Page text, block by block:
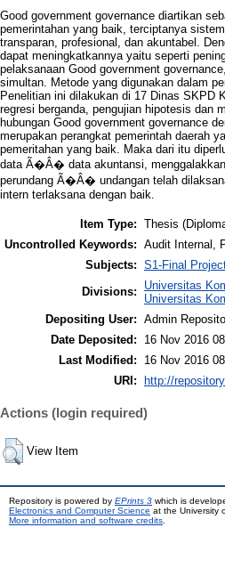
Good government governance diartikan
pemerintahan yang baik, terciptanya
transparan, profesional, dan akuntabel.
dapat meningkatkannya yaitu seperti
pelaksanaan Good government
simultan. Metode yang digunakan dalam
Penelitian ini dilakukan di 17 Dinas SKPD
regresi berganda, pengujian hipotesis dan
hubungan Good government governance
merupakan perangkat pemerintah daerah
pemeritahan yang baik. Maka dari itu
data Ã�Â� data akuntansi,
perundang Ã�Â� undangan telah
intern terlaksana dengan baik.
Item Type: Thesis
Uncontrolled Keywords: Audit Internal,
Subjects: S1-Final
Divisions:
Universitas
Universitas
Depositing User: Admin
Date Deposited:
16 Nov 2016
Last Modified:
16 Nov 2016
URI:
http://
Actions (login required)
View Item
Repository is powered by EPrints 3 which is
Electronics and Computer Science at the University
More information and software credits